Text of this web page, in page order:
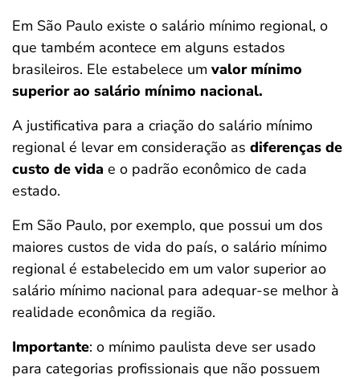
Em São Paulo existe o salário mínimo regional, o
que também acontece em alguns estados
brasileiros. Ele estabelece um valor mínimo
superior ao salário mínimo nacional.
A justificativa para a criação do salário mínimo
regional é levar em consideração as diferenças de
custo de vida e o padrão econômico de cada
estado.
Em São Paulo, por exemplo, que possui um dos
maiores custos de vida do país, o salário mínimo
regional é estabelecido em um valor superior ao
salário mínimo nacional para adequar-se melhor à
realidade econômica da região.
Importante: o mínimo paulista deve ser usado
para categorias profissionais que não possuem